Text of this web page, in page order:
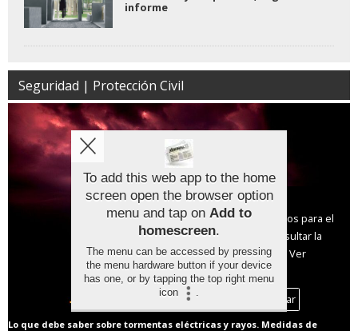
informe
Seguridad | Protección Civil
Lo que debe saber sobre tormentas eléctricas y rayos. Medidas de
Aviso sobre el Uso de cookies:
Utilizamos cookies nuestras y de terceros para el
funcionamiento del digital. Puedes consultar la
lista de cookies y como desconectarlas.
Ver
nuestra Política de Privacidad y Cookies
Aceptar Cookies
Personalizar
To add this web app to the home
screen open the browser option
menu and tap on Add to
homescreen.
The menu can be accessed by pressing
the menu hardware button if your device
has one, or by tapping the top right menu
icon
.